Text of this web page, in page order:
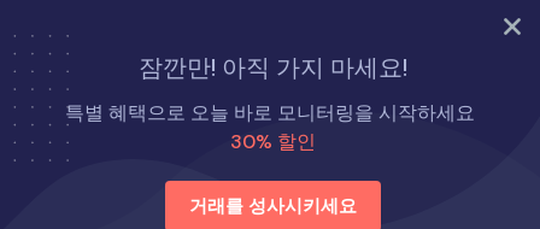
지금 바로 시도해 보세요
잠깐만! 아직 가지 마세요!
특별 혜택으로 오늘 바로 모니터링을 시작하세요
30% 할인
거래를 성사시키세요
홈 Eyezy 대체품 휴대폰 모니터링 앱: 쉬운 가이드
휴대폰 모니터링 앱: 쉬운 가이드